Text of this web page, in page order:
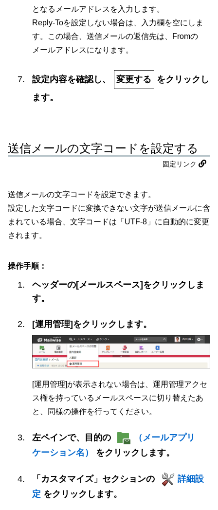
となるメールアドレスを入力します。
Reply-Toを設定しない場合は、入力欄を空にしま
す。この場合、送信メールの返信先は、Fromの
メールアドレスになります。
設定内容を確認し、 変更する
をクリックし
ます。
送信メールの文字コードを設定する
固定リンク
送信メールの文字コードを設定できます。
設定した文字コードに変換できない文字が送信メールに含
まれている場合、文字コードは「UTF-8」に自動的に変更
されます。
操作手順：
ヘッダーの[メールスペース]をクリックしま
す。
[運用管理]をクリックします。
[運用管理]が表示されない場合は、運用管理アクセ
ス権を持っているメールスペースに切り替えたあ
と、同様の操作を行ってください。
左ペインで、目的の
（メールアプリ
ケーション名）
をクリックします。
「カスタマイズ」セクションの
詳細設
定 をクリックします。